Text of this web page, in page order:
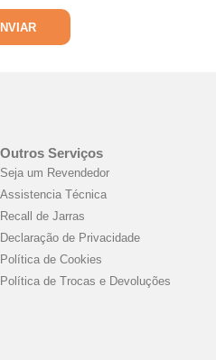
Outros Serviços
Seja um Revendedor
Assistencia Técnica
Recall de Jarras
Declaração de Privacidade
Política de Cookies
Política de Trocas e Devoluções